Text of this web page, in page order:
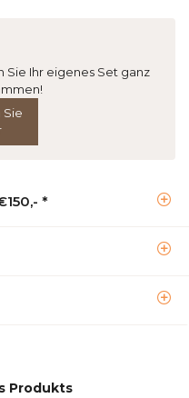
Sie Ihr eigenes Set ganz
Sie
*
Produkts